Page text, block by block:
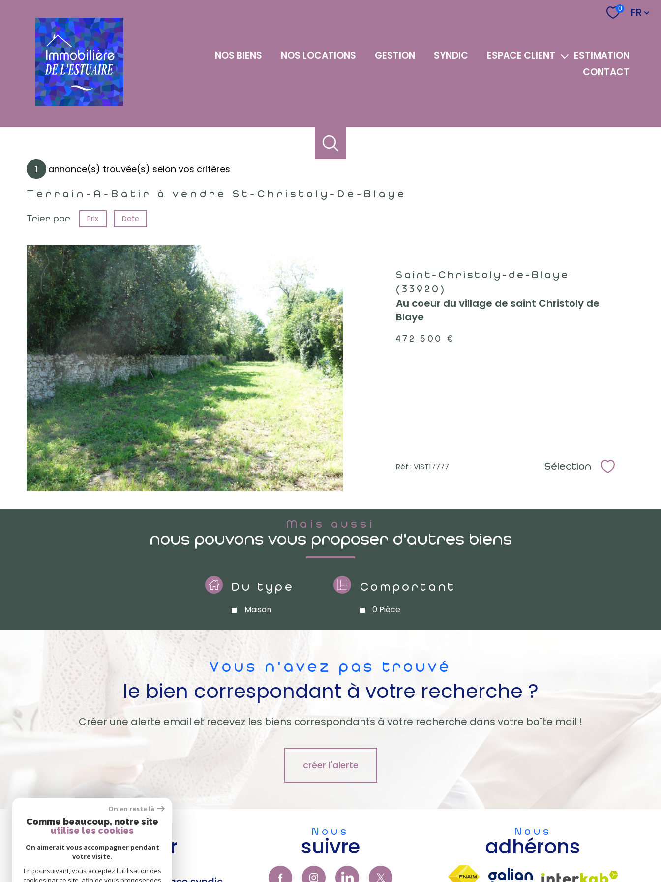
0 FR
NOS BIENS NOS LOCATIONS GESTION SYNDIC ESPACE CLIENT
ESTIMATION
CONTACT
1 annonce(s) trouvée(s) selon vos critères
Terrain-A-Batir à vendre St-Christoly-De-Blaye
Trier par Prix Date
voir le
bien
Saint-Christoly-de-Blaye
(33920)
Au coeur du village de saint Christoly de
Blaye
472 500 €
Réf : VIST17777 Sélection
Mais aussi
nous pouvons vous proposer d'autres biens
Du type
Maison
Comportant
0 Pièce
Vous n'avez pas trouvé
le bien correspondant à votre recherche ?
Créer une alerte email et recevez les biens correspondants à votre recherche dans votre boîte mail !
créer l'alerte
Se
connecter
Nous
suivre
Nous
adhérons
On en reste là
Comme beaucoup, notre site
utilise les cookies
On aimerait vous accompagner pendant
votre visite.
En poursuivant, vous acceptez l'utilisation des
cookies par ce site, afin de vous proposer des